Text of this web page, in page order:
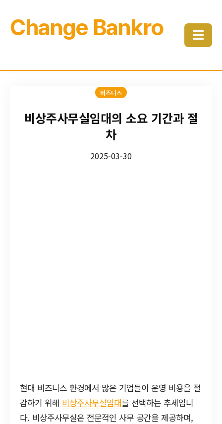
Change Bankro ☰
비즈니스
비상주사무실임대의 소요 기간과 절
차
2025-03-30
현대 비즈니스 환경에서 많은 기업들이 운영 비용을 절
감하기 위해 비상주사무실임대를 선택하는 추세입니
다. 비상주사무실은 전문적인 사무 공간을 제공하며,